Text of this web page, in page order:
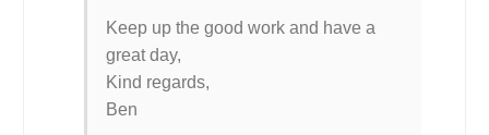
Keep up the good work and have a
great day,
Kind regards,
Ben